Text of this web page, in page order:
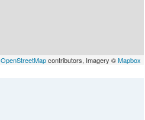
OpenStreetMapcontributors, Imagery ©Mapbox